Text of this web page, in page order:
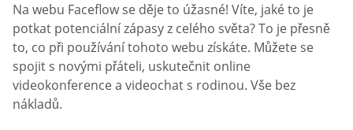
Na webu Faceflow se děje to úžasné! Víte, jaké to je
potkat potenciální zápasy z celého světa? To je přesně
to, co při používání tohoto webu získáte. Můžete se
spojit s novými přáteli, uskutečnit online
videokonference a videochat s rodinou. Vše bez
nákladů.